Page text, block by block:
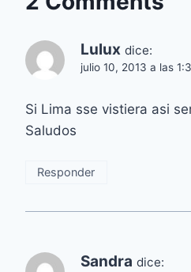
Lulux dice:
julio 10, 2013 a las
Si Lima sse vistiera asi
Saludos
Responder
Sandra dice: